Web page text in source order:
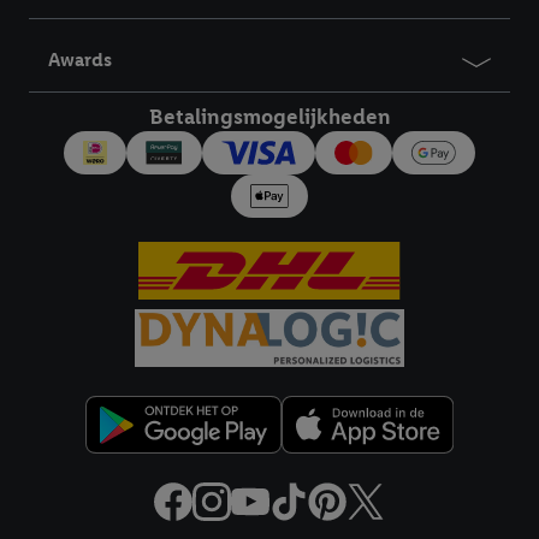
Awards
Betalingsmogelijkheden
verschillende eindapparaten en binnen verschillende Lidl-
diensten worden weergegeven, als verschillende eindapparaten
met eventuele andere identifiers of met identifiers waarover
Criteo S.A. beschikt, aan jou kunnen worden toegewezen.
Onder "Aanpassen" kun je aangeven met welke cookies en
vergelijkbare technieken en met welke verwerkingsdoeleinden
je instemt. Verder kan je er meer informatie vinden over de
gegevensverwerking.
Door te klikken op "Weigeren", kies je voor de optie dat er enkel
technisch noodzakelijke cookies en vergelijkbare technieken
worden gebruikt.
Door op "Akkoord" te klikken, stem je in met alle verwerkingen
voor alle bovengenoemde doeleinden. Meer informatie,
inclusief over de opslagperiode van de gegevens en je recht om
jouw toestemming op elk gewenst moment in te trekken, vind je
privacyverklaring.Je vindt de impressum voor de Lidl
Klikhiervoor meer informatie over de cookies die